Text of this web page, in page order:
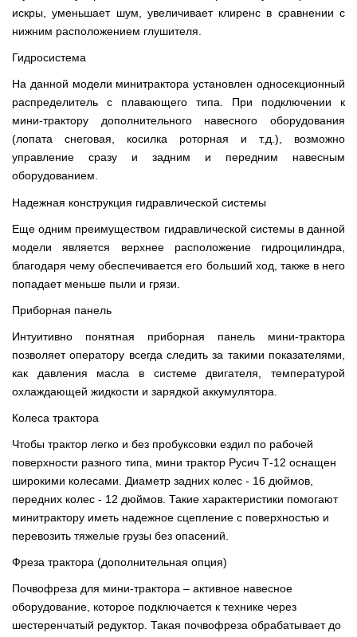
искры, уменьшает шум, увеличивает клиренс в сравнении с
нижним расположением глушителя.
Гидросистема
На данной модели минитрактора установлен односекционный
распределитель с плавающего типа. При подключении к
мини-трактору дополнительного навесного оборудования
(лопата снеговая, косилка роторная и т.д.), возможно
управление сразу и задним и передним навесным
оборудованием.
Надежная конструкция гидравлической системы
Еще одним преимуществом гидравлической системы в данной
модели является верхнее расположение гидроцилиндра,
благодаря чему обеспечивается его больший ход, также в него
попадает меньше пыли и грязи.
Приборная панель
Интуитивно понятная приборная панель мини-трактора
позволяет оператору всегда следить за такими показателями,
как давления масла в системе двигателя, температурой
охлаждающей жидкости и зарядкой аккумулятора.
Колеса трактора
Чтобы трактор легко и без пробуксовки ездил по рабочей
поверхности разного типа, мини трактор Русич Т-12 оснащен
широкими колесами. Диаметр задних колес - 16 дюймов,
передних колес - 12 дюймов. Такие характеристики помогают
минитрактору иметь надежное сцепление с поверхностью и
перевозить тяжелые грузы без опасений.
Фреза трактора (дополнительная опция)
Почвофреза для мини-трактора – активное навесное
оборудование, которое подключается к технике через
шестеренчатый редуктор. Такая почвофреза обрабатывает до